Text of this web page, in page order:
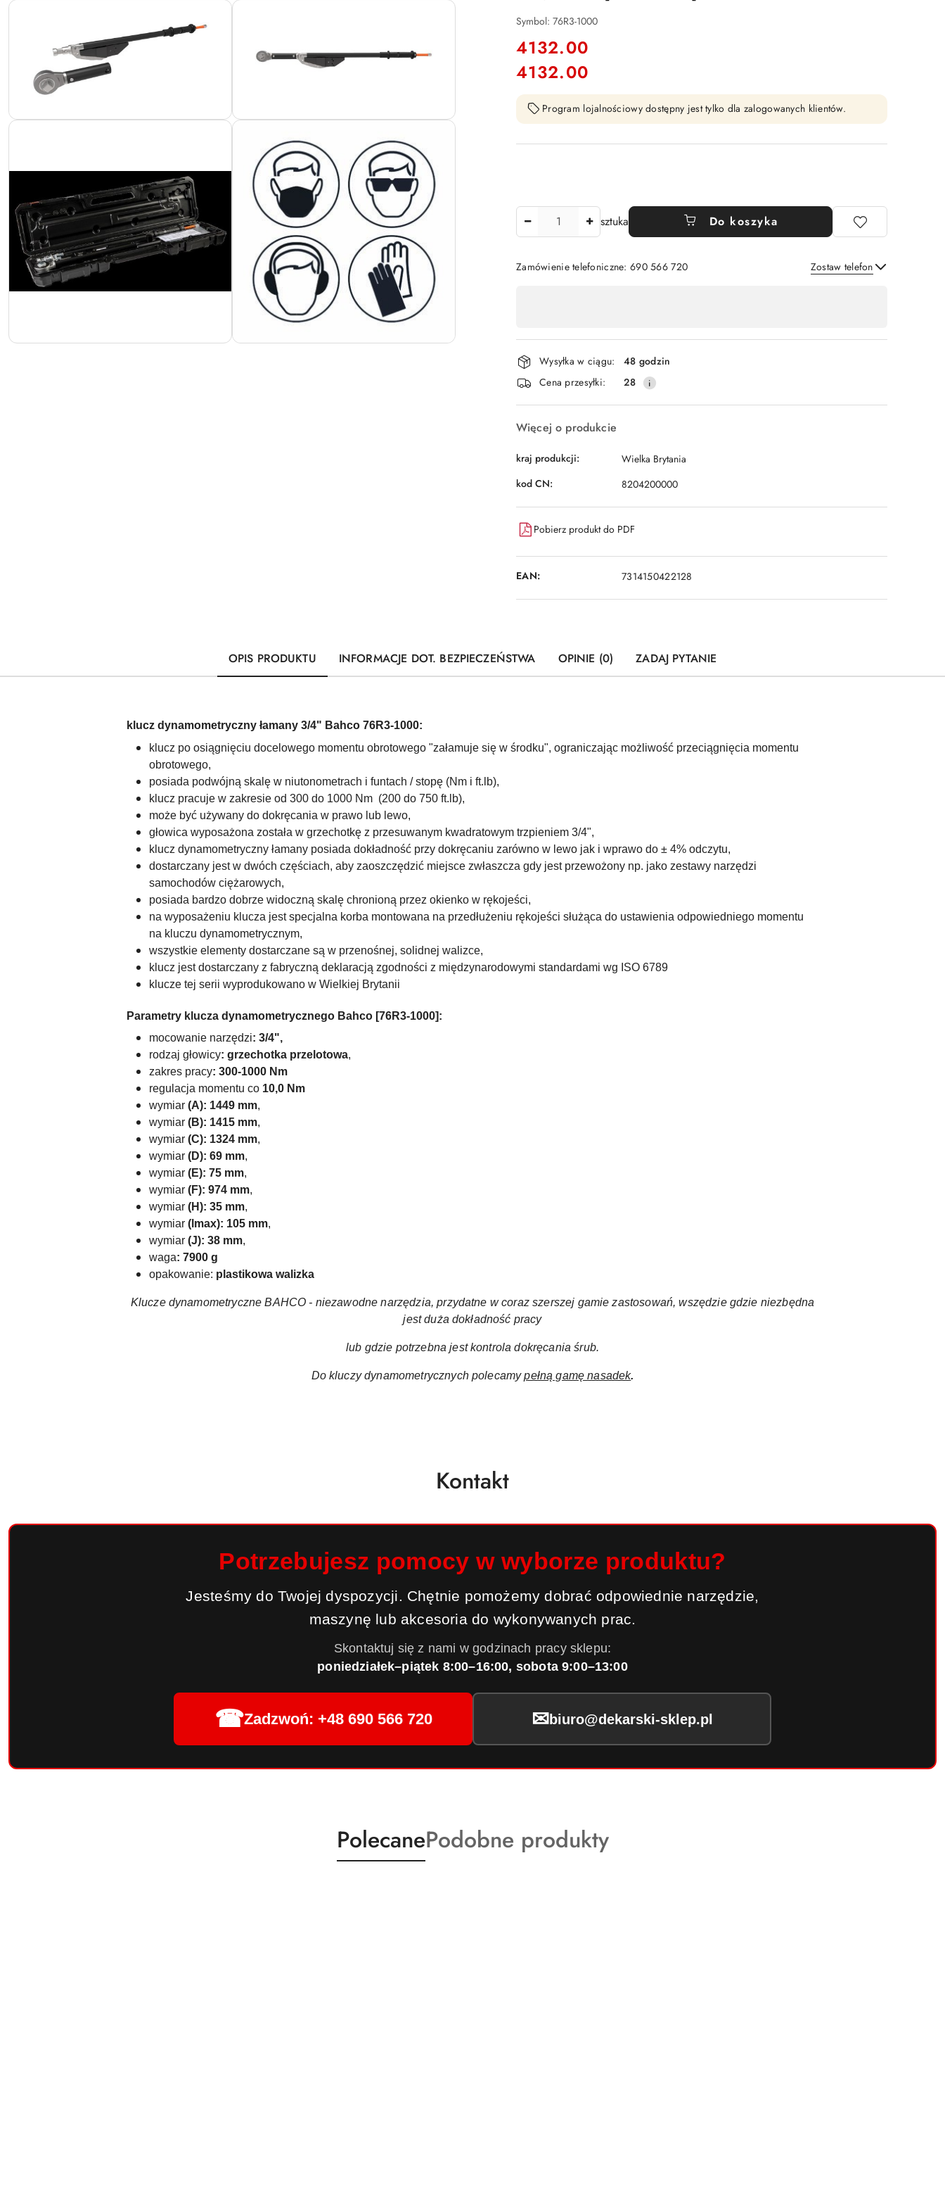
Symbol: 76R3-1000
cena:
4132.00
Cena:
4132.00
Program lojalnościowy dostępny jest tylko dla zalogowanych klientów.
sztuka Do koszyka
Zamówienie telefoniczne: 690 566 720 Zostaw telefon
płatność
i
dostawa
Wysyłka w ciągu:
48 godzin
Cena przesyłki:
28
Więcej o produkcie
kraj produkcji:
Wielka Brytania
kod CN:
8204200000
Pobierz produkt do PDF
EAN: 7314150422128
OPIS PRODUKTU INFORMACJE DOT. BEZPIECZEŃSTWA OPINIE (0) ZADAJ PYTANIE
klucz dynamometryczny łamany 3/4" Bahco 76R3-1000:
klucz po osiągnięciu docelowego momentu obrotowego "załamuje się w środku", ograniczając możliwość przeciągnięcia momentu
obrotowego,
posiada podwójną skalę w niutonometrach i funtach / stopę (Nm i ft.lb),
klucz pracuje w zakresie od 300 do 1000 Nm (200 do 750 ft.lb),
może być używany do dokręcania w prawo lub lewo,
głowica wyposażona została w grzechotkę z przesuwanym kwadratowym trzpieniem 3/4",
klucz dynamometryczny łamany posiada dokładność przy dokręcaniu zarówno w lewo jak i wprawo do ± 4% odczytu,
dostarczany jest w dwóch częściach, aby zaoszczędzić miejsce zwłaszcza gdy jest przewożony np. jako zestawy narzędzi
samochodów ciężarowych,
posiada bardzo dobrze widoczną skalę chronioną przez okienko w rękojeści,
na wyposażeniu klucza jest specjalna korba montowana na przedłużeniu rękojeści służąca do ustawienia odpowiedniego momentu
na kluczu dynamometrycznym,
wszystkie elementy dostarczane są w przenośnej, solidnej walizce,
klucz jest dostarczany z fabryczną deklaracją zgodności z międzynarodowymi standardami wg ISO 6789
klucze tej serii wyprodukowano w Wielkiej Brytanii
Parametry klucza dynamometrycznego Bahco [76R3-1000]:
mocowanie narzędzi: 3/4",
rodzaj głowicy: grzechotka przelotowa,
zakres pracy: 300-1000 Nm
regulacja momentu co 10,0 Nm
wymiar (A): 1449 mm,
wymiar (B): 1415 mm,
wymiar (C): 1324 mm,
wymiar (D): 69 mm,
wymiar (E): 75 mm,
wymiar (F): 974 mm,
wymiar (H): 35 mm,
wymiar (lmax): 105 mm,
wymiar (J): 38 mm,
waga: 7900 g
opakowanie: plastikowa walizka
Klucze dynamometryczne BAHCO - niezawodne narzędzia, przydatne w coraz szerszej gamie zastosowań, wszędzie gdzie niezbędna
jest duża dokładność pracy
lub gdzie potrzebna jest kontrola dokręcania śrub.
Do kluczy dynamometrycznych polecamypełną gamę nasadek.
Kontakt
Potrzebujesz pomocy w wyborze produktu?
Jesteśmy do Twojej dyspozycji. Chętnie pomożemy dobrać odpowiednie narzędzie,
maszynę lub akcesoria do wykonywanych prac.
Skontaktuj się z nami w godzinach pracy sklepu:
poniedziałek–piątek 8:00–16:00, sobota 9:00–13:00
☎Zadzwoń: +48 690 566 720 ✉biuro@dekarski-sklep.pl
Produkty
o
PolecaneProdukty
o
Podobne produkty